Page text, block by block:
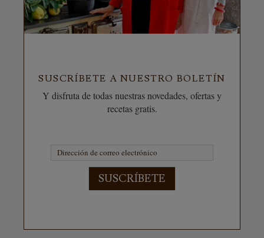
SUSCRÍBETE A NUESTRO BOLETÍN
Y disfruta de todas nuestras novedades, ofertas y
recetas gratis.
SUSCRÍBETE